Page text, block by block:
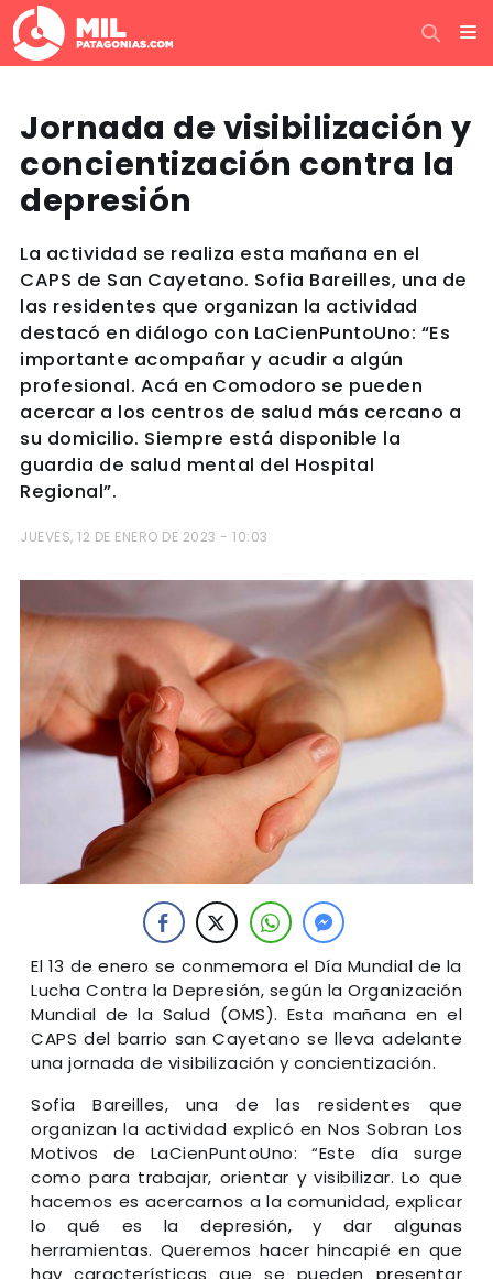
Jornada de visibilización y
concientización contra la
depresión
La actividad se realiza esta mañana en el
CAPS de San Cayetano. Sofia Bareilles, una de
las residentes que organizan la actividad
destacó en diálogo con LaCienPuntoUno: “Es
importante acompañar y acudir a algún
profesional. Acá en Comodoro se pueden
acercar a los centros de salud más cercano a
su domicilio. Siempre está disponible la
guardia de salud mental del Hospital
Regional”.
JUEVES, 12 DE ENERO DE 2023 - 10:03
El 13 de enero se conmemora el Día Mundial de la
Lucha Contra la Depresión, según la Organización
Mundial de la Salud (OMS). Esta mañana en el
CAPS del barrio san Cayetano se lleva adelante
una jornada de visibilización y concientización.
Sofia Bareilles, una de las residentes que
organizan la actividad explicó en Nos Sobran Los
Motivos de LaCienPuntoUno: “Este día surge
como para trabajar, orientar y visibilizar. Lo que
hacemos es acercarnos a la comunidad, explicar
lo qué es la depresión, y dar algunas
herramientas. Queremos hacer hincapié en que
hay características que se pueden presentar